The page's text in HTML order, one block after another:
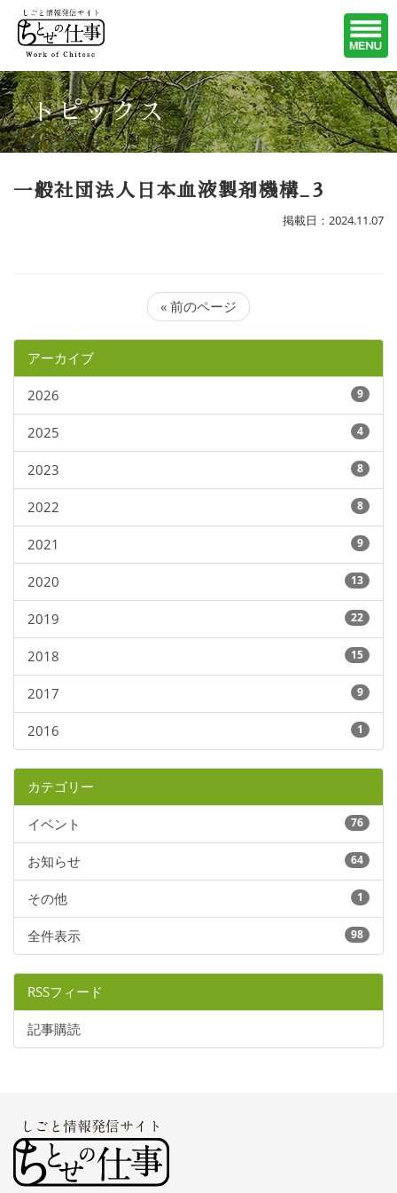
トピックス
一般社団法人日本血液製剤機構_3
掲載日：2024.11.07
« 前のページ
アーカイブ
2026 9
2025 4
2023 8
2022 8
2021 9
2020 13
2019 22
2018 15
2017 9
2016 1
カテゴリー
イベント 76
お知らせ 64
その他 1
全件表示 98
RSSフィード
記事購読